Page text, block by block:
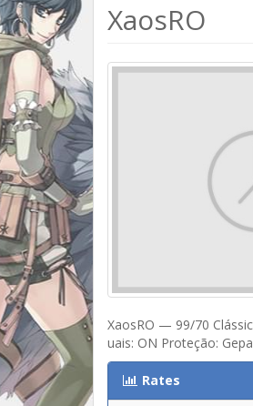
XaosRO
XaosRO — 99/70
uais: ON Proteção:
Rates